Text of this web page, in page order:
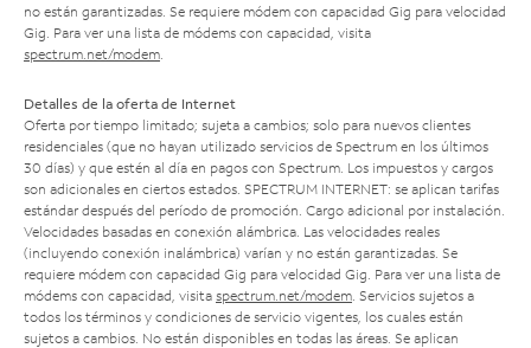
no están garantizadas. Se requiere módem con capacidad Gig para velocidad
Gig. Para ver una lista de módems con capacidad, visita
spectrum.net/modem
Detalles de la oferta de Internet
Oferta por tiempo limitado; sujeta a cambios; solo para nuevos clientes
residenciales (que no hayan utilizado servicios de Spectrum en los últimos
30 días) y que estén al día en pagos con Spectrum. Los impuestos y cargos
son adicionales en ciertos estados. SPECTRUM INTERNET: se aplican tarifas
estándar después del período de promoción. Cargo adicional por instalación.
Velocidades basadas en conexión alámbrica. Las velocidades reales
(incluyendo conexión inalámbrica) varían y no están garantizadas. Se
requiere módem con capacidad Gig para velocidad Gig. Para ver una lista de
módems con capacidad, visita spectrum.net/modem . Servicios sujetos a
todos los términos y condiciones de servicio vigentes, los cuales están
sujetos a cambios. No están disponibles en todas las áreas. Se aplican